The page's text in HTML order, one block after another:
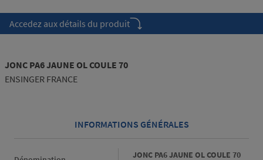
Accedez aux détails du produit
JONC PA6 JAUNE OL COULE 70
ENSINGER FRANCE
INFORMATIONS GÉNÉRALES
Informations générales
JONC PA6 JAUNE OL COULE 70